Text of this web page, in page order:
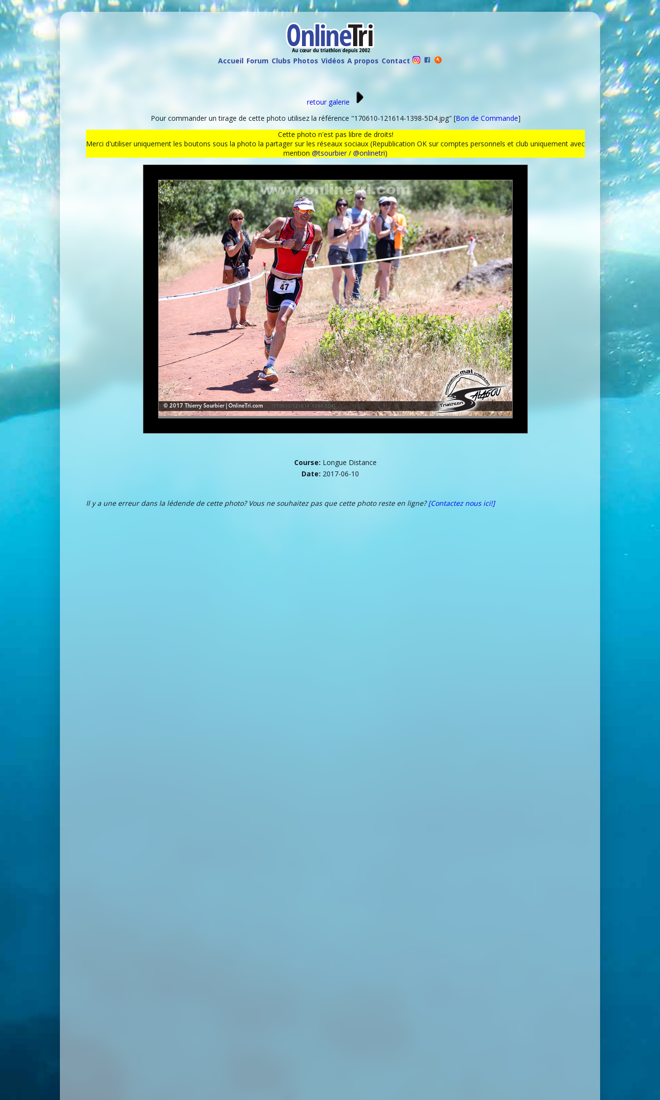
Accueil Forum Clubs Photos Vidéos A propos Contact
retour galerie
Pour commander un tirage de cette photo utilisez la référence "170610-121614-1398-5D4.jpg" [Bon de Commande]
Cette photo n'est pas libre de droits!
Merci d'utiliser uniquement les boutons sous la photo la partager sur les réseaux sociaux (Republication OK sur comptes personnels et club uniquement avec
mention @tsourbier/ @onlinetri)
Course: Longue Distance
Date: 2017-06-10
Il y a une erreur dans la lédende de cette photo? Vous ne souhaitez pas que cette photo reste en ligne?[Contactez nous ici!]